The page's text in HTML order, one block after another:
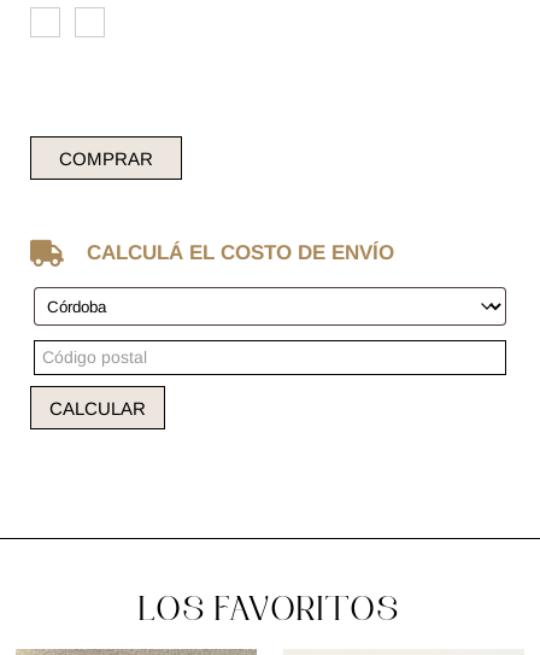
COMPRAR
 CALCULÁ EL COSTO DE ENVÍO
CALCULAR
LOS FAVORITOS